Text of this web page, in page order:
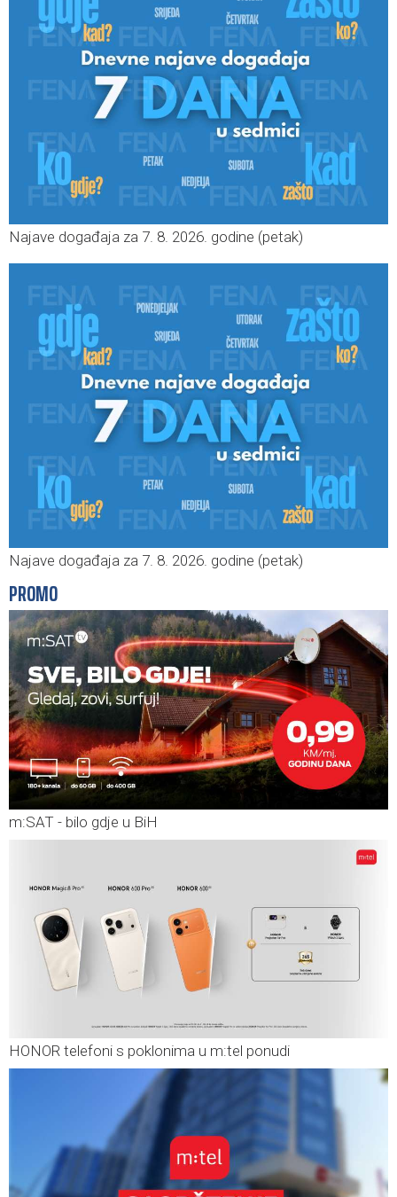
Najave događaja za 7. 8. 2026. godine (petak)
Najave događaja za 7. 8. 2026. godine (petak)
PROMO
m:SAT - bilo gdje u BiH
HONOR telefoni s poklonima u m:tel ponudi